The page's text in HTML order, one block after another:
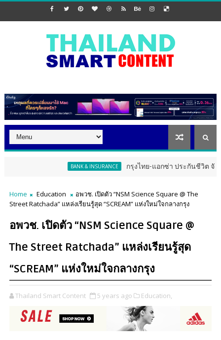
BANK & INSURANCE กรุงไทย-แอกซ่า ประกันชีวิต จัดงาน ERD
Home Education
อพวช. เปิดตัว “NSM Science Square @ The
Street Ratchada” แหล่งเรียนรู้สุด “SCREAM” แห่งใหม่ใจกลางกรุง
อพวช. เปิดตัว “NSM Science Square @
The Street Ratchada” แหล่งเรียนรู้สุด
“SCREAM” แห่งใหม่ใจกลางกรุง
Thailand Smart Content 5 years ago Education,